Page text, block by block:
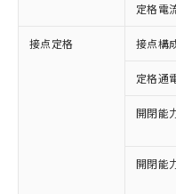
定格電
接点定格 接点構
定格通
開閉能
開閉能
ご利用条
以下の条件をお
ご利用ください。
本サービ
対応済み：
非含有に対応し
す。
対応予定：EU
有に対応した製
対応予定なし：
非含有に非対応
定はありません。
調査・確認中：